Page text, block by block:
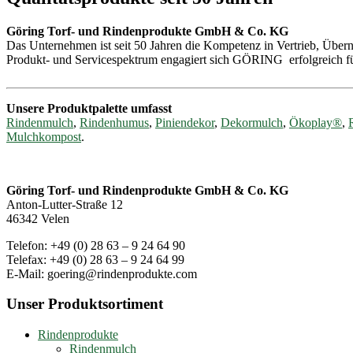
Göring Torf- und Rindenprodukte GmbH & Co. KG
Das Unternehmen ist seit 50 Jahren die Kompetenz in Vertrieb,
Produkt- und Servicespektrum engagiert sich GÖRING erfolgreich
contexts so that new words stick. By practicing with sentences and
in search and example sentences to build targetedvocabularylists
Wer sich über die Mechanik und den Ablauf vonChicken Road
Unsere Produktpalette umfasst
Rindenmulch, Rindenhumus, Piniendekor, Dekormulch, Ökoplay®,
Mulchkompost.
Göring Torf- und Rindenprodukte GmbH & Co. KG
Anton-Lutter-Straße 12
46342 Velen
Telefon: +49 (0) 28 63 – 9 24 64 90
Telefax: +49 (0) 28 63 – 9 24 64 99
E-Mail: goering@rindenprodukte.com
Unser Produktsortiment
Rindenprodukte
Rindenmulch